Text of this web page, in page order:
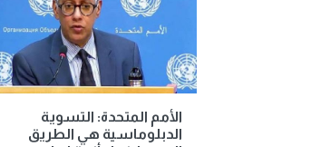
الأمم المتحدة: التسوية
الدبلوماسية هي الطريق